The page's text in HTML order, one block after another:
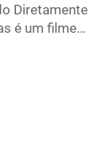
Diretamente
é um filme
reflexivo.
garota de
com
princípio,
o rote